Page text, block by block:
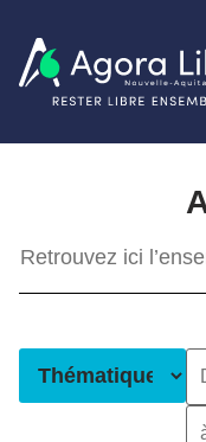
Retrouvez ici